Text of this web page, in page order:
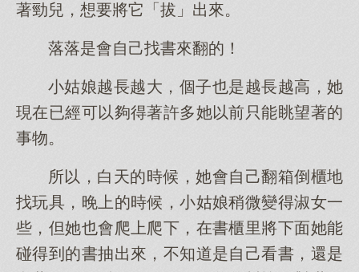
著勁兒，想要將它「拔」出來。
落落是會自己找書來翻的！
小姑娘越長越大，個子也是越長越高，她
現在已經可以夠得著許多她以前只能眺望著的
事物。
所以，白天的時候，她會自己翻箱倒櫃地
找玩具，晚上的時候，小姑娘稍微變得淑女一
些，但她也會爬上爬下，在書櫃里將下面她能
碰得到的書抽出來，不知道是自己看書，還是